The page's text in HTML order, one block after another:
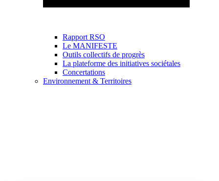
Rapport RSO
Le MANIFESTE
Outils collectifs de progrès
La plateforme des initiatives sociétales
Concertations
Environnement & Territoires